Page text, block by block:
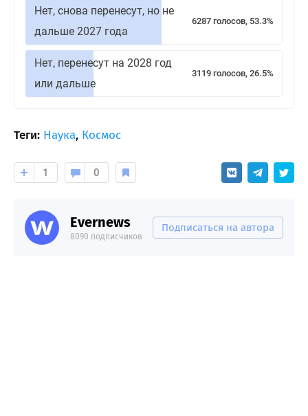
Нет, снова перенесут, но не
дальше 2027 года
6287 голосов, 53.3%
Нет, перенесут на 2028 год
или дальше
3119 голосов, 26.5%
Теги: Наука, Космос
1 0
Evernews
8090 подписчиков
Подписаться на автора